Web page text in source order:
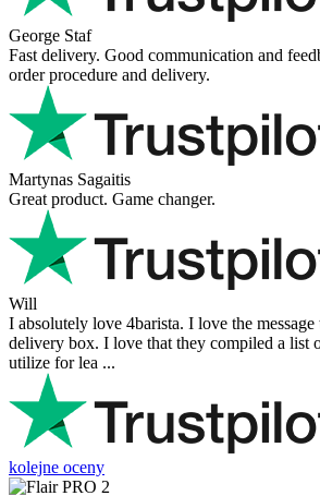
George Staf
Fast delivery. Good communication and
order procedure and delivery.
Martynas Sagaitis
Great product. Game changer.
Will
I absolutely love 4barista. I love the
delivery box. I love that they compiled a list
utilize for lea ...
kolejne oceny